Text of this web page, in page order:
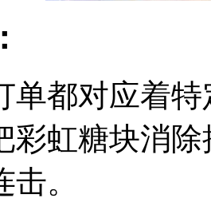
单都对应着
彩虹糖块消
。